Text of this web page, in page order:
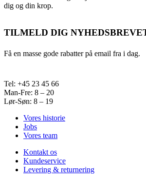
dig og din krop.
TILMELD DIG
Få en masse gode rabatter på email fra i dag.
Tel: +45 23 45 66
Man-Fre: 8 – 20
Lør-Søn: 8 – 19
Vores historie
Jobs
Vores team
Kontakt os
Kundeservice
Levering & returnering